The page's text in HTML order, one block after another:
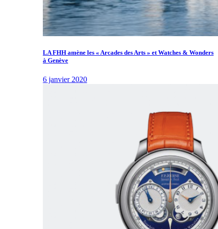
LA FHH amène les « Arcades des Arts » et Watches & Wonders
à Genève
6 janvier 2020